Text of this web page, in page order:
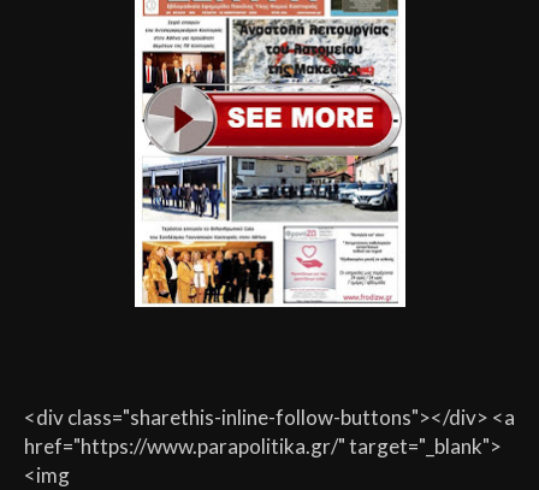
<div class="sharethis-inline-follow-buttons"></div> <a
href="https://www.parapolitika.gr/" target="_blank">
<img